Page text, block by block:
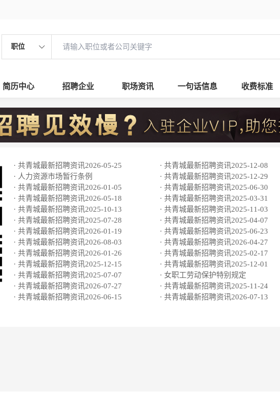
职位
简历中心 招聘企业 职场资讯 一句话信息 收费标准
· 共青城最新招聘资讯2026-05-25
· 共青城最新招聘资讯2025-12-08
· 人力资源市场暂行条例
· 共青城最新招聘资讯2025-12-29
· 共青城最新招聘资讯2026-01-05
· 共青城最新招聘资讯2025-06-30
· 共青城最新招聘资讯2026-05-18
· 共青城最新招聘资讯2025-03-31
· 共青城最新招聘资讯2025-10-13
· 共青城最新招聘资讯2025-11-03
· 共青城最新招聘资讯2025-07-28
· 共青城最新招聘资讯2025-04-07
· 共青城最新招聘资讯2026-01-19
· 共青城最新招聘资讯2025-06-23
· 共青城最新招聘资讯2026-08-03
· 共青城最新招聘资讯2026-04-27
· 共青城最新招聘资讯2026-01-26
· 共青城最新招聘资讯2025-02-17
· 共青城最新招聘资讯2025-12-15
· 共青城最新招聘资讯2025-12-01
· 共青城最新招聘资讯2025-07-07
· 女职工劳动保护特别规定
· 共青城最新招聘资讯2026-07-27
· 共青城最新招聘资讯2025-11-24
· 共青城最新招聘资讯2026-06-15
· 共青城最新招聘资讯2026-07-13